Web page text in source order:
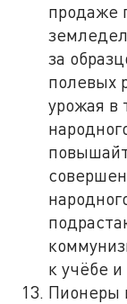
продаже
за
полевых
урожая в
к учёбе и
Пионеры